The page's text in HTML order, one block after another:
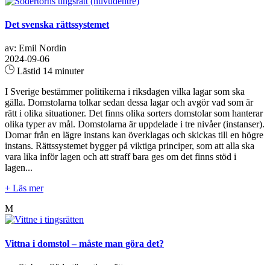
Det svenska rättssystemet
av: Emil Nordin
2024-09-06
Lästid 14 minuter
I Sverige bestämmer politikerna i riksdagen vilka lagar som ska
gälla. Domstolarna tolkar sedan dessa lagar och avgör vad som är
rätt i olika situationer. Det finns olika sorters domstolar som hanterar
olika typer av mål. Domstolarna är uppdelade i tre nivåer (instanser).
Domar från en lägre instans kan överklagas och skickas till en högre
instans. Rättssystemet bygger på viktiga principer, som att alla ska
vara lika inför lagen och att straff bara ges om det finns stöd i
lagen...
+ Läs mer
M
Vittna i domstol – måste man göra det?